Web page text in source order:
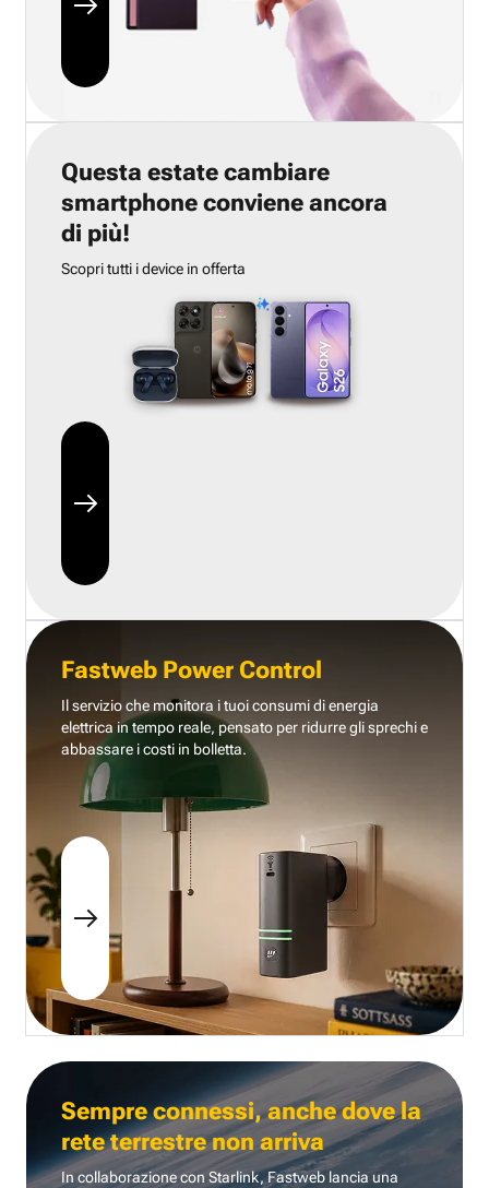
Questa estate cambiare
smartphone conviene ancora
di più!
Scopri tutti i device in offerta
Fastweb Power Control
Il servizio che monitora i tuoi consumi di energia
elettrica in tempo reale, pensato per ridurre gli sprechi e
abbassare i costi in bolletta.
Sempre connessi, anche dove la
rete terrestre non arriva
In collaborazione con Starlink, Fastweb lancia una